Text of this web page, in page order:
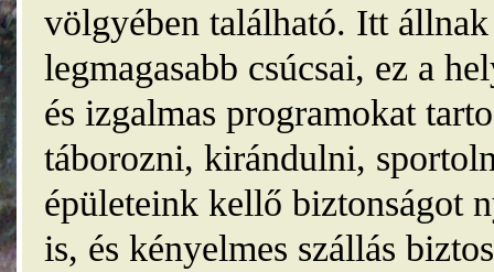
völgyében található. Itt
legmagasabb csúcsai, ez a
és izgalmas programokat
táborozni, kirándulni,
épületeink kellő biztonságot
is, és kényelmes szállás